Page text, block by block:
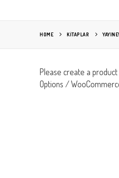
HOME KITAPLAR
Please create a
Options /